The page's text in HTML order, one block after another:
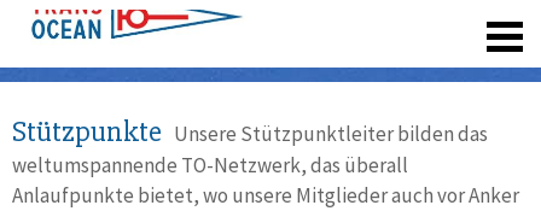
Stützpunkte Unsere Stützpunktleiter bilden das
weltumspannende TO-Netzwerk, das überall
Anlaufpunkte bietet, wo unsere Mitglieder auch vor Anker